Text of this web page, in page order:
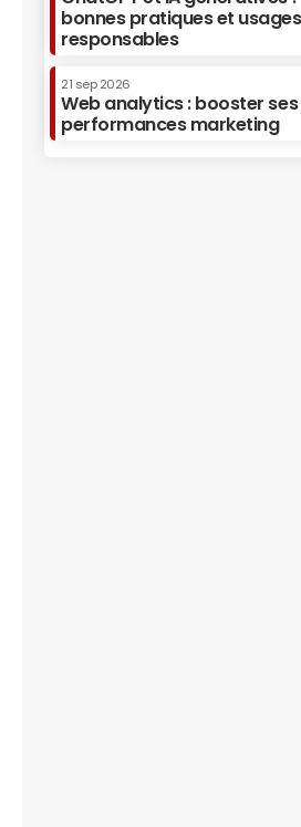
bonnes pratiques et usages
responsables
21 sep 2026
Web analytics : booster ses
performances marketing